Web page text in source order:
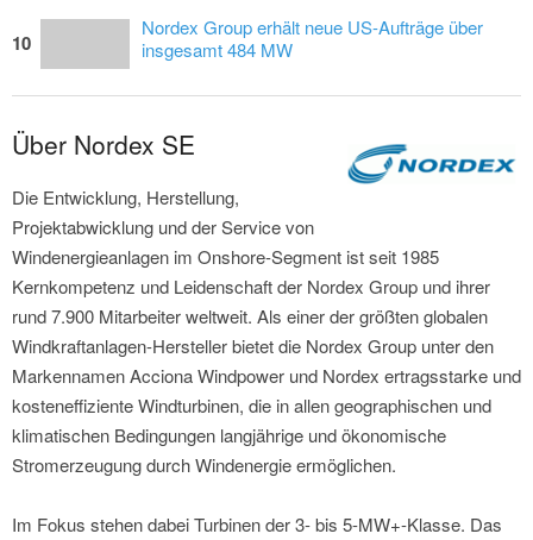
10
Nordex Group erhält neue US-Aufträge über
insgesamt 484 MW
Über Nordex SE
Die Entwicklung, Herstellung,
Projektabwicklung und der Service von
Windenergieanlagen im Onshore-Segment ist seit 1985
Kernkompetenz und Leidenschaft der Nordex Group und ihrer
rund 7.900 Mitarbeiter weltweit. Als einer der größten globalen
Windkraftanlagen-Hersteller bietet die Nordex Group unter den
Markennamen Acciona Windpower und Nordex ertragsstarke und
kosteneffiziente Windturbinen, die in allen geographischen und
klimatischen Bedingungen langjährige und ökonomische
Stromerzeugung durch Windenergie ermöglichen.
Im Fokus stehen dabei Turbinen der 3- bis 5-MW+-Klasse. Das